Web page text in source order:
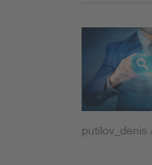
putilov_denis